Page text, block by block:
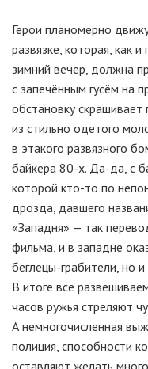
Герои планомерно
развязке, которая, как
зимний вечер, должна
с запечённым гусём на
обстановку скрашивает
из стильно одетого
в этакого развязного
байкера 80-х. Да-да, с
которой кто-то по
дрозда, давшего
«Западня» — так
фильма, и в западне
беглецы-грабители, но
В итоге все
часов ружья стреляют
А немногочисленная
полиция, способности